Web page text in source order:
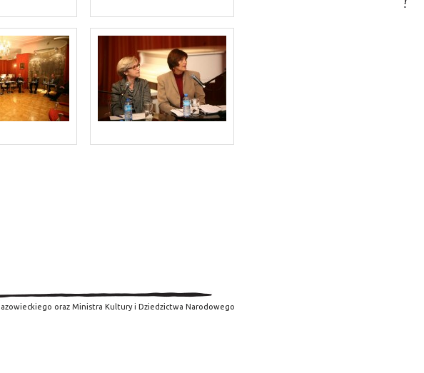
oraz Ministra Kultury i Dziedzictwa Narodowego